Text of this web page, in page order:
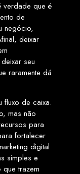
verdade que é
de
negócio,
deixar
seu
raramente dá
fluxo de caixa.
mas não
para
fortalecer
digital
simples e
trazem